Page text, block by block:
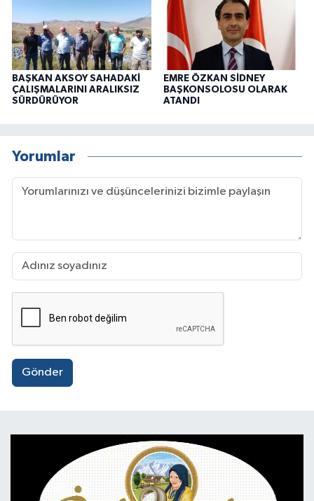
BAŞKAN AKSOY SAHADAKİ
ÇALIŞMALARINI ARALIKSIZ
SÜRDÜRÜYOR
EMRE ÖZKAN SİDNEY
BAŞKONSOLOSU OLARAK
ATANDI
Yorumlar
Gönder